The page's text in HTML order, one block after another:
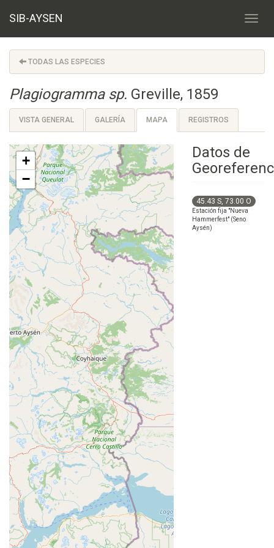
SIB-AYSEN
TODAS LAS ESPECIES
Plagiogramma sp. Greville, 1859
VISTA GENERAL GALERÍA MAPA REGISTROS
+
−
Datos de
45.43 S, 73.00 O
Estación fija "Nueva
Hammerfest" (Seno
Aysén)